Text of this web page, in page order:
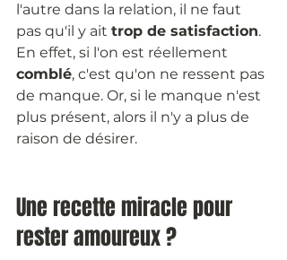
l'autre dans la relation, il ne faut
pas qu'il y ait trop de satisfaction.
En effet, si l'on est réellement
comblé, c'est qu'on ne ressent pas
de manque. Or, si le manque n'est
plus présent, alors il n'y a plus de
raison de désirer.
Une recette miracle pour
rester amoureux ?